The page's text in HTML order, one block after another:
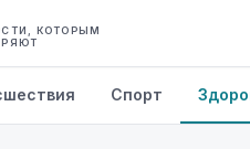
КОТОРЫМ
Спорт